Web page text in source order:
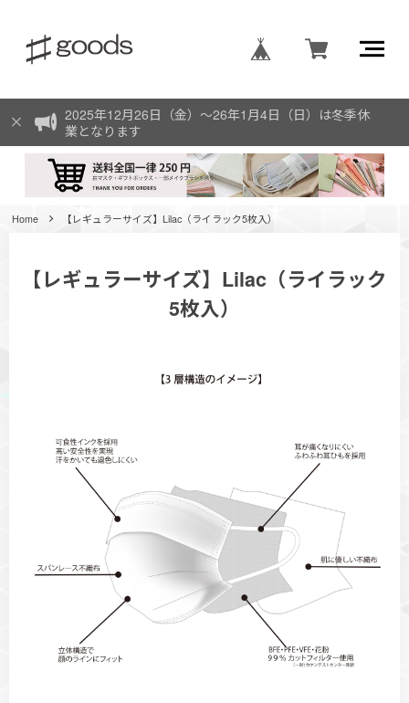
2025年12月26日（金）〜26年1月4日（日）は冬季休
業となります
Home 【レギュラーサイズ】Lilac（ライラック5枚入）
【レギュラーサイズ】Lilac（ライラック
5枚入）